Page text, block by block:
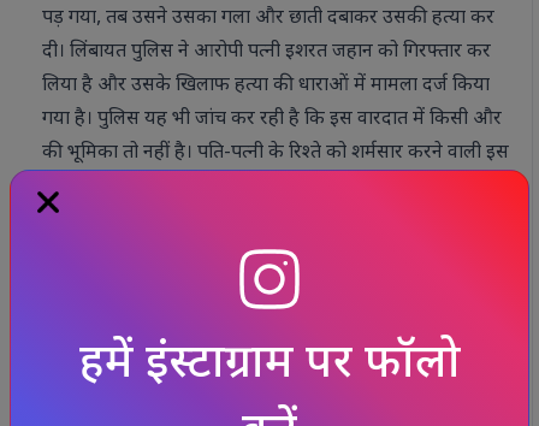
पड़ गया, तब उसने उसका गला और छाती दबाकर उसकी हत्या कर
दी। लिंबायत पुलिस ने आरोपी पत्नी इशरत जहान को गिरफ्तार कर
लिया है और उसके खिलाफ हत्या की धाराओं में मामला दर्ज किया
गया है। पुलिस यह भी जांच कर रही है कि इस वारदात में किसी और
की भूमिका तो नहीं है। पति-पत्नी के रिश्ते को शर्मसार करने वाली इस
घटना ने सभी को झकझोर कर रख दिया है।
NEWS UPDATE/VIRAL/#india news/#nationalnews
#court, Supreme court /#news today /
#police #pistol
#cbi #cybercrime #dumycallcenter